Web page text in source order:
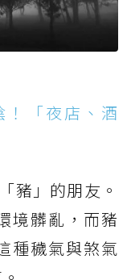
「夜店、酒
豬」的朋友。
境髒亂，而豬
種穢氣與煞氣